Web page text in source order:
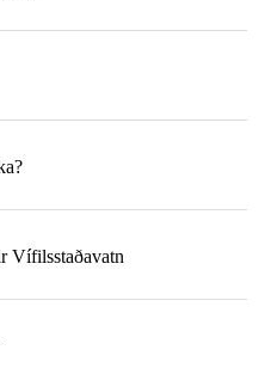
Vífilsstaðavatn